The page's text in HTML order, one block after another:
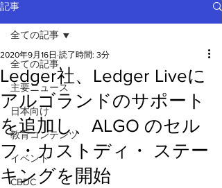
記事
全ての記事
主要ニュース
日本向け
教育コンテンツ
イベント
CBDC
全ての記事
Ledger社、Ledger Liveに
アルゴランドのサポート
を追加し、ALGO のセル
フ・カストディ・ ステー
キングを開始
2020年9月16日 読了時間: 3分